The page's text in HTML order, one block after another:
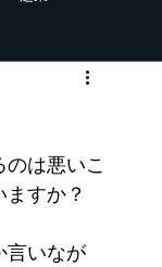
は悪いこ
すか？
言いなが